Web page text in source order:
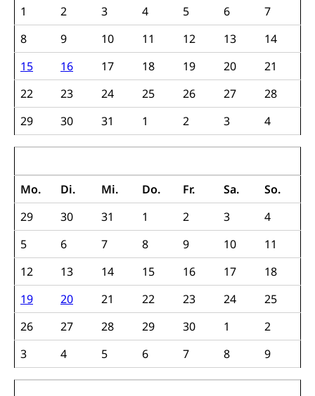
1
2 3 4 5 6
7
8
9 10 11 12 13
14
15
16 17 18 19 20
21
22
23 24 25 26 27
28
29
30 31 1 2 3 4
Mo.
Di. Mi. Do. Fr. Sa.
So.
29
30 31 1 2 3
4
5
6 7 8 9 10
11
12
13 14 15 16 17
18
19
20 21 22 23 24
25
26
27 28 29 30 1
2
3
4 5 6 7 8 9
Waffenerwerbsschein, Waffenschein, Waffenbüro,
Waffentragen, Selbstverteidigung
Waffen, Sprengstoffe und Pyrotechnik
Zivildienst
Militärdienst
Bundesamt für Zivildienst ZIVI
Erwerbsausfallentschädigung (WAS Luzern)
Zivilschutz
Schutzdienstpflicht, Schutzraum,
Schutzraumbaupflicht
Zivilschutz
Staat und Recht
Gleichstellung von Frau und Mann
Diskriminierung, Gleichstellungsbüro, Mobbing
Gleichstellung aller Geschlechter und
Lebensformen
Gleichstellung Menschen mit
Behinderungen
Schlichtungsbehörde Gleichstellung
Zivilverfahren
Zivilrecht, Zivilrechtspflege, Gerichtsverfahren
Bezirksgerichte: Aufgaben und Verfahren
Betreibung und Konkurs